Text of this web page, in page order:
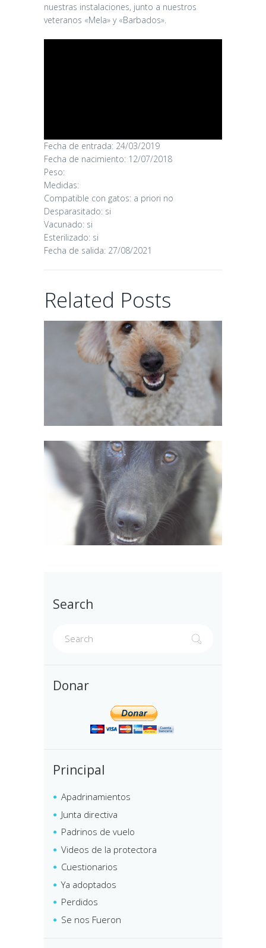
nuestras instalaciones, junto a nuestros
veteranos «Mela» y «Barbados».
Fecha de entrada: 24/03/2019
Fecha de nacimiento: 12/07/2018
Peso:
Medidas:
Compatible con gatos: a priori no
Desparasitado: si
Vacunado: si
Esterilizado: si
Fecha de salida: 27/08/2021
Related Posts
CANDY
16/06/2026
02/06/2026
Search
Donar
Principal
Apadrinamientos
Junta directiva
Padrinos de vuelo
Videos de la protectora
Cuestionarios
Ya adoptados
Perdidos
Se nos Fueron